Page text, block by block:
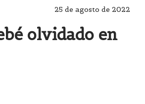
25 de agosto de 2022
olvidado en